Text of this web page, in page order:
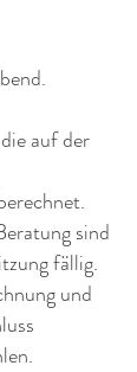
auf der
sind
fällig.
und